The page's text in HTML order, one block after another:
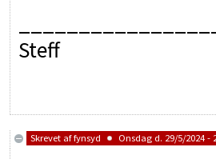
Steff
Skrevet affynsyd Onsdag d. 29/5/2024 -